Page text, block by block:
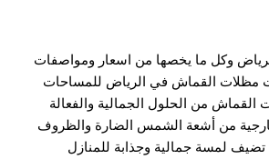
وكل ما يخصها من اسعار ومواصفات
مظلات القماش في الرياض للمساحات
القماش من الحلول الجمالية والفعالة
من أشعة الشمس الضارة والظروف
تضيف لمسة جمالية وجذابة للمنازل